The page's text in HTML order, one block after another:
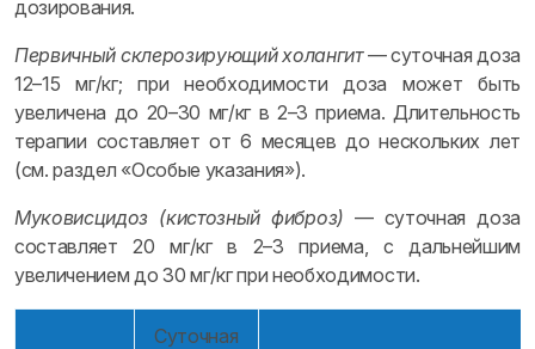
дозирования.
Первичный склерозирующий холангит— суточная доза
12–15 мг/кг; при необходимости доза может быть
увеличена до 20–30 мг/кг в 2–3 приема. Длительность
терапии составляет от 6 месяцев до нескольких лет
(см. раздел «Особые указания»).
Муковисцидоз (кистозный фиброз) — суточная доза
составляет 20 мг/кг в 2–3 приема, с дальнейшим
увеличением до 30 мг/кг при необходимости.
Суточная